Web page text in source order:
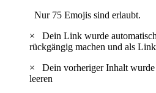
Nur 75 Emojis sind erlaubt.
×
Dein Link wurde
rückgängig machen und als
×
Dein vorheriger Inhalt
leeren